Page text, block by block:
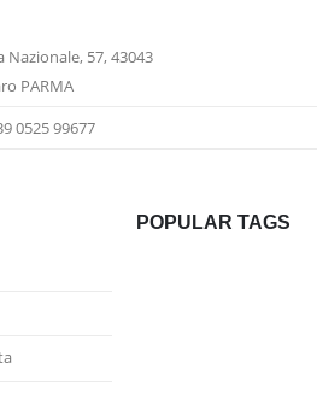
Nazionale, 57, 43043
PARMA
0525 99677
POPULAR TAGS